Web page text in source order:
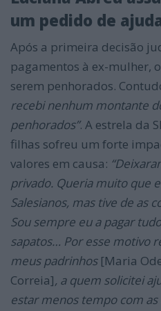
um pedido de
Após a primeira decisão
pagamentos à ex-mulher,
serem penhorados.
recebi nenhum montante
penhorados”. A estrela da
filhas sofreu um forte
valores em causa:
privado. Queria muito que
Salesianos, mas tive de as
Sou sempre eu a pagar
sapatos… Por esse motivo
meus padrinhos [Maria
Correia], a quem solicitei
estar menos tempo com